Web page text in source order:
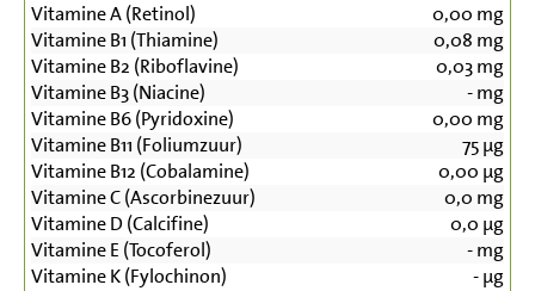
Vitamine A (Retinol) 0,00 mg
Vitamine B1 (Thiamine)
0,08 mg
Vitamine B2 (Riboflavine)
0,03mg
Vitamine B3 (Niacine)
-mg
Vitamine B6 (Pyridoxine)
0,00 mg
Vitamine B11 (Foliumzuur)
75µg
Vitamine B12 (Cobalamine)
0,00 µg
Vitamine C (Ascorbinezuur)
0,0 mg
Vitamine D (Calcifine)
0,0 µg
Vitamine E (Tocoferol)
-mg
Vitamine K (Fylochinon)
-µg